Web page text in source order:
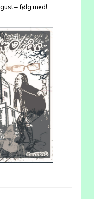
– følg med!